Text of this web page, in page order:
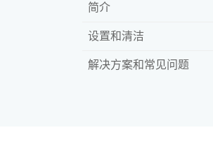
简介
设置和清洁
解决方案和常见问题